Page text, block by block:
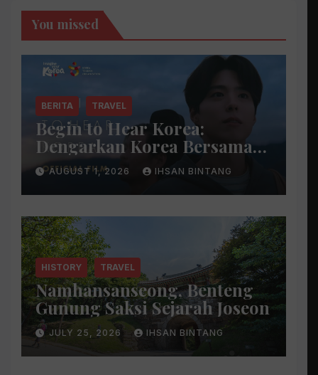
You missed
BERITA TRAVEL
Begin to Hear Korea:
Dengarkan Korea Bersama
Park Bo Gum
AUGUST 1, 2026 IHSAN BINTANG
HISTORY TRAVEL
Namhansanseong, Benteng
Gunung Saksi Sejarah Joseon
JULY 25, 2026 IHSAN BINTANG